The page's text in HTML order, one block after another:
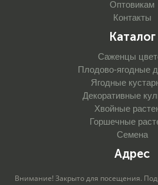
Оптовикам
Контакты
Каталог
Саженцы
Плодово-ягодные
Ягодные
Декоративные
Хвойные
Горшечные
Семена
Адрес
Внимание! Закрыто для посещения.